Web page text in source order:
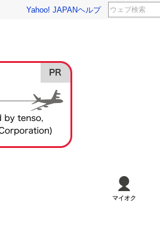
Yahoo! JAPANヘルプ
マイオク